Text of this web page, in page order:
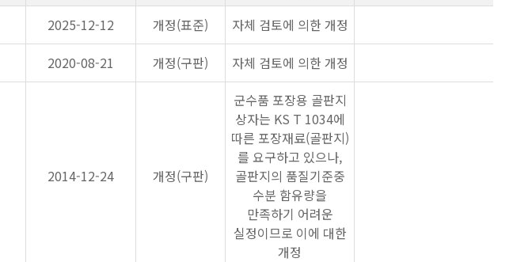
2025-12-12 개정(표준) 자체 검토에 의한 개정
2020-08-21 개정(구판) 자체 검토에 의한 개정
2014-12-24 개정(구판)
군수품 포장용 골판지
상자는 KS T 1034에
따른 포장재료(골판지)
를 요구하고 있으나,
골판지의 품질기준중
수분 함유량을
만족하기 어려운
실정이므로 이에 대한
개정